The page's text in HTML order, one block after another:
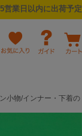
営業日以内に出荷予定
小物/インナー・下着の